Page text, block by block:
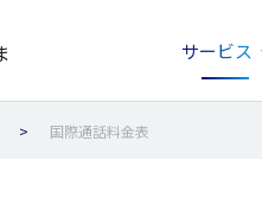
サービス
国際通話料金表